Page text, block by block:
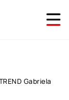
Gabriela